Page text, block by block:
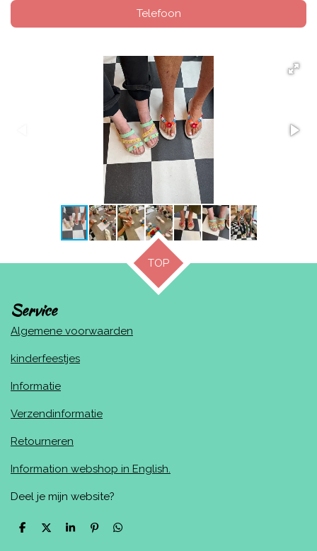
Telefoon
TOP
Service
Algemene voorwaarden
kinderfeestjes
Informatie
Verzendinformatie
Retourneren
Information webshop in English.
Deel je mijn website?
D
D
S
P
D